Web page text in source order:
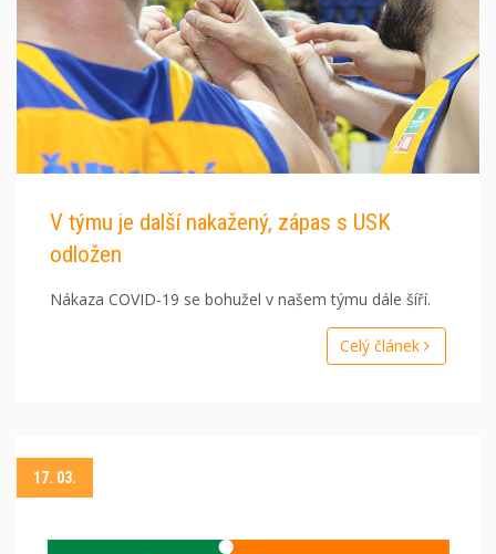
V týmu je další nakažený, zápas s USK
odložen
Nákaza COVID-19 se bohužel v našem týmu dále šíří.
Celý článek
17. 03.